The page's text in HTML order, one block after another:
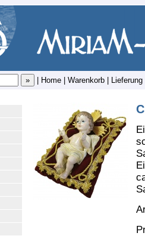
Home Warenkorb Lieferung